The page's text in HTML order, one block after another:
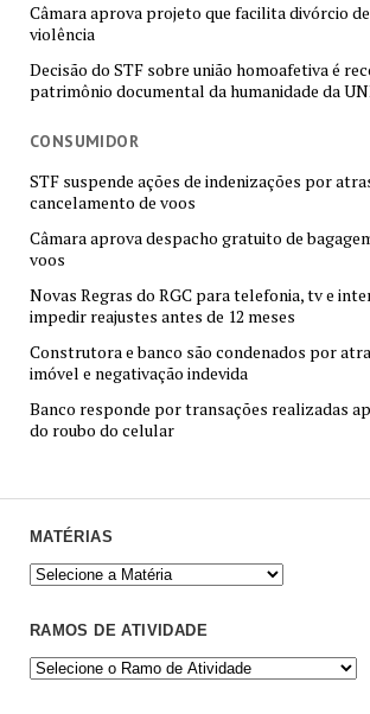
Câmara aprova projeto que facilita divórcio
violência
Decisão do STF sobre união homoafetiva é
patrimônio documental da humanidade da
CONSUMIDOR
STF suspende ações de indenizações por
cancelamento de voos
Câmara aprova despacho gratuito de
voos
Novas Regras do RGC para telefonia, tv e
impedir reajustes antes de 12 meses
Construtora e banco são condenados por
imóvel e negativação indevida
Banco responde por transações realizadas
do roubo do celular
MATÉRIAS
RAMOS DE ATIVIDADE